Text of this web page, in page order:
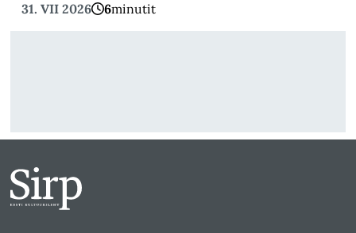
31. VII 2026 6minutit